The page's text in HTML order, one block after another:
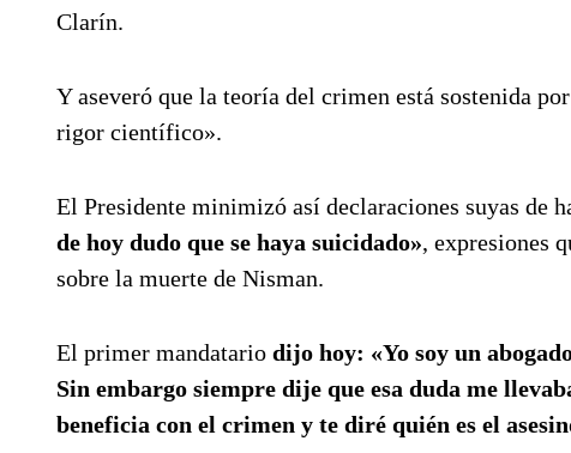
Clarín.
Y aseveró que la teoría del crimen está sostenida
rigor científico».
El Presidente minimizó así declaraciones suyas de
de hoy dudo que se haya suicidado», expresiones
sobre la muerte de Nisman.
El primer mandatario dijo hoy: «Yo soy un
Sin embargo siempre dije que esa duda me
beneficia con el crimen y te diré quién es el